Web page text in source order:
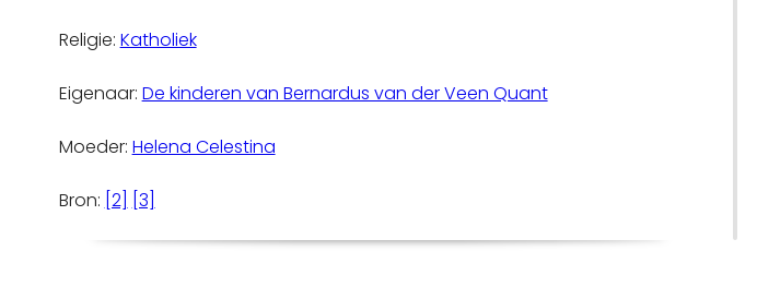
Religie: Katholiek
Eigenaar: De kinderen van Bernardus van der Veen Quant
Moeder: Helena Celestina
Bron: [2] [3]